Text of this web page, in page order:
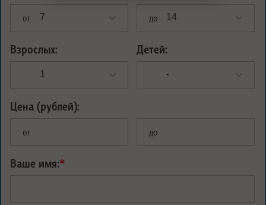
от до
Взрослых: Детей:
Цена (рублей):
от до
Ваше имя:*